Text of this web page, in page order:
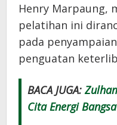
Henry Marpaung,
pelatihan ini
pada
penguatan
BACA JUGA:
Cita Energi